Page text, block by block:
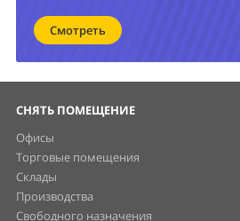
Смотреть
СНЯТЬ ПОМЕЩЕНИЕ
Офисы
Торговые помещения
Склады
Производства
Свободного назначения